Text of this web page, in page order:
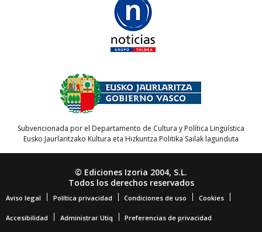
Subvencionada por el Departamento de Cultura y Política Lingüística
Eusko Jaurlaritzako Kultura eta Hizkuntza Politika Sailak lagunduta
© Ediciones Izoria 2004, S.L.
Todos los derechos reservados
Aviso legal Política privacidad Condiciones de uso Cookies
Accesibilidad Administrar Utiq Preferencias de privacidad